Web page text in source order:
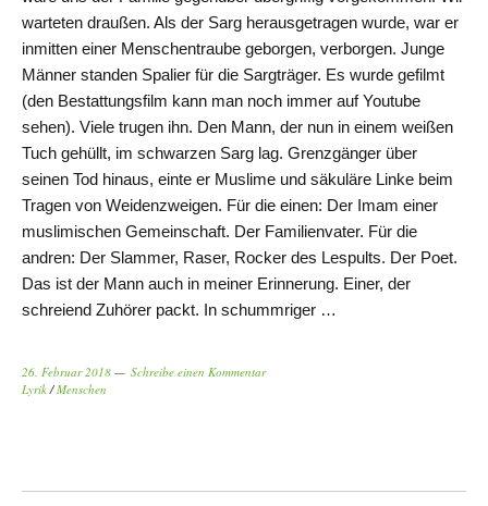
warteten draußen. Als der Sarg herausgetragen wurde, war er
inmitten einer Menschentraube geborgen, verborgen. Junge
Männer standen Spalier für die Sargträger. Es wurde gefilmt
(den Bestattungsfilm kann man noch immer auf Youtube
sehen). Viele trugen ihn. Den Mann, der nun in einem weißen
Tuch gehüllt, im schwarzen Sarg lag. Grenzgänger über
seinen Tod hinaus, einte er Muslime und säkuläre Linke beim
Tragen von Weidenzweigen. Für die einen: Der Imam einer
muslimischen Gemeinschaft. Der Familienvater. Für die
andren: Der Slammer, Raser, Rocker des Lespults. Der Poet.
Das ist der Mann auch in meiner Erinnerung. Einer, der
schreiend Zuhörer packt. In schummriger …
26. Februar 2018
Schreibe einen Kommentar
Lyrik /Menschen